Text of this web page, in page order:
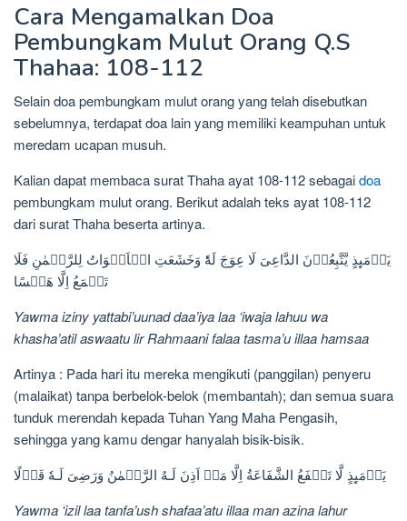
Cara Mengamalkan Doa
Pembungkam Mulut Orang Q.S
Thahaa: 108-112
Selain doa pembungkam mulut orang yang telah disebutkan
sebelumnya, terdapat doa lain yang memiliki keampuhan untuk
meredam ucapan musuh.
Kalian dapat membaca surat Thaha ayat 108-112 sebagaidoa
pembungkam mulut orang. Berikut adalah teks ayat 108-112
dari surat Thaha beserta artinya.
يَوۡمَٮِٕذٍ يَّتَّبِعُوۡنَ الدَّاعِىَ لَا عِوَجَ لَهٗ‌ؕ وَخَشَعَتِ الۡاَصۡوَاتُ لِلرَّحۡمٰنِ فَلَا
تَسۡمَعُ اِلَّا هَمۡسًا
Yawma iziny yattabi’uunad daa’iya laa ‘iwaja lahuu wa
khasha’atil aswaatu lir Rahmaani falaa tasma’u illaa hamsaa
Artinya : Pada hari itu mereka mengikuti (panggilan) penyeru
(malaikat) tanpa berbelok-belok (membantah); dan semua suara
tunduk merendah kepada Tuhan Yang Maha Pengasih,
sehingga yang kamu dengar hanyalah bisik-bisik.
يَوۡمَٮِٕذٍ لَّا تَنۡفَعُ الشَّفَاعَةُ اِلَّا مَنۡ اَذِنَ لَـهُ الرَّحۡمٰنُ وَرَضِىَ لَـهٗ قَوۡلًا
Yawma ‘izil laa tanfa’ush shafaa’atu illaa man azina lahur